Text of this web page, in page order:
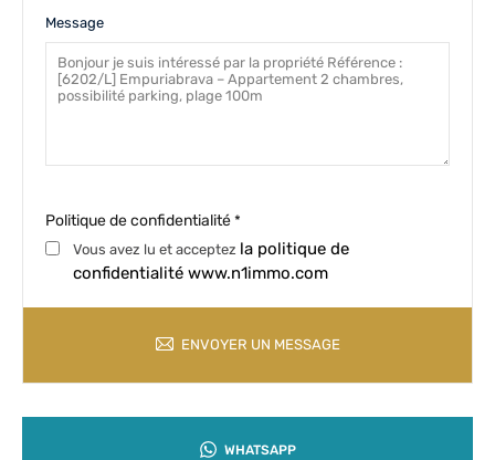
Message
Politique de confidentialité *
Vous avez lu et acceptez la politique de
confidentialité www.n1immo.com
ENVOYER UN MESSAGE
WHATSAPP